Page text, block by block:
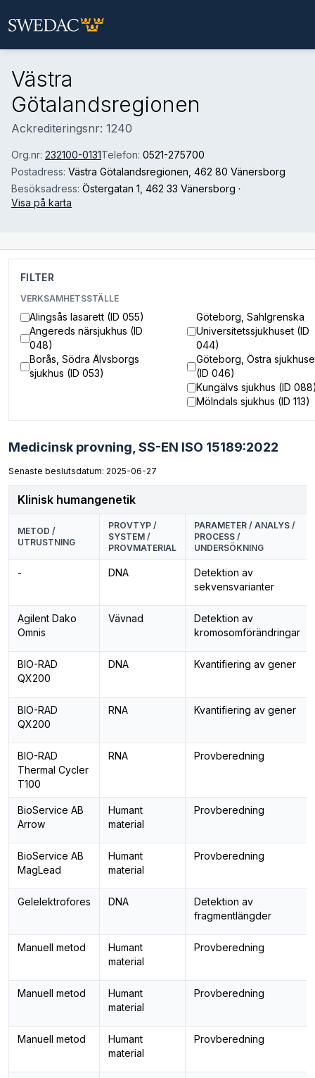
Västra
Götalandsregionen
Ackrediteringsnr: 1240
Org.nr: 232100-0131Telefon: 0521-275700
Postadress: Västra Götalandsregionen , 462 80 Vänersborg
Besöksadress: Östergatan 1 , 462 33 Vänersborg ·
Visa på karta
FILTER
VERKSAMHETSSTÄLLE
Alingsås lasarett (ID 055)
Angereds närsjukhus (ID
048)
Borås, Södra Älvsborgs
sjukhus (ID 053)
Göteborg, Sahlgrenska
Universitetssjukhuset (ID
044)
Göteborg, Östra
(ID 046)
Kungälvs sjukhus (ID
Mölndals sjukhus (ID 113)
Medicinsk provning, SS-EN ISO 15189:2022
Senaste beslutsdatum: 2025-06-27
Klinisk humangenetik
METOD /
UTRUSTNING
PROVTYP /
SYSTEM /
PROVMATERIAL
PARAMETER / ANALYS /
PROCESS /
UNDERSÖKNING
- DNA
Detektion av
sekvensvarianter
Agilent Dako
Omnis
Vävnad
Detektion av
kromosomförändringar
BIO-RAD
QX200
DNA Kvantifiering av gener
BIO-RAD
QX200
RNA Kvantifiering av gener
BIO-RAD
Thermal Cycler
T100
RNA Provberedning
BioService AB
Arrow
Humant
material
Provberedning
BioService AB
MagLead
Humant
material
Provberedning
Gelelektrofores DNA
Detektion av
fragmentlängder
Manuell metod
Humant
material
Provberedning
Manuell metod
Humant
material
Provberedning
Manuell metod
Humant
material
Provberedning